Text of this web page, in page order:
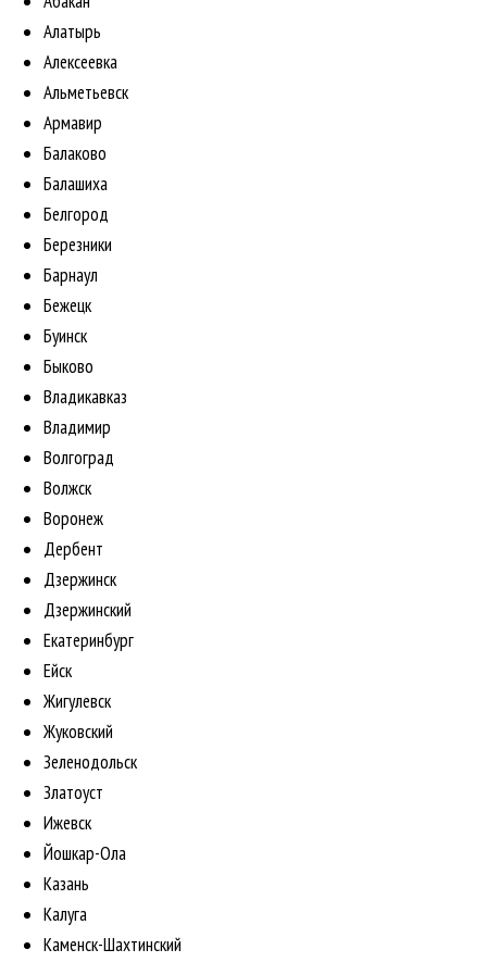
Алатырь
Алексеевка
Альметьевск
Армавир
Балаково
Балашиха
Белгород
Березники
Барнаул
Бежецк
Буинск
Быково
Владикавказ
Владимир
Волгоград
Волжск
Воронеж
Дербент
Дзержинск
Дзержинский
Екатеринбург
Ейск
Жигулевск
Жуковский
Зеленодольск
Златоуст
Ижевск
Йошкар-Ола
Казань
Калуга
Каменск-Шахтинский